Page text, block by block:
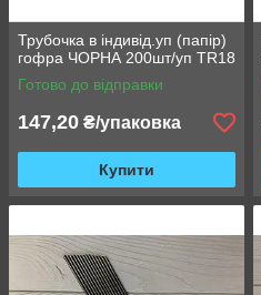
Трубочка в індивід.уп (папір)
гофра ЧОРНА 200шт/уп TR18
Готово до відправки
147,20 ₴/упаковка
Купити